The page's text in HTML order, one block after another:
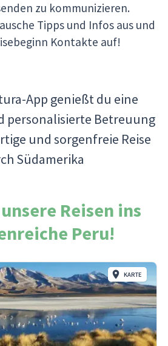
zu kommunizieren.
Tipps und Infos aus und
Kontakte auf!
App genießt du eine
personalisierte Betreuung
und sorgenfreie Reise
Südamerika
Reisen ins
Peru!
KARTE